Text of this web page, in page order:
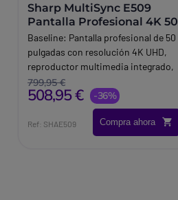
Sharp MultiSync E509
Pantalla Profesional 4K 50
Baseline: Pantalla profesional de 50
pulgadas con resolución 4K UHD,
reproductor multimedia integrado,
panel antirreflectante y
funcionamiento 16 horas al día, 7
días a la semana. Ideal para
señalización digital y salas de
799,95 €
508,95 € -36%
Ref: SHAE509 Compra ahora